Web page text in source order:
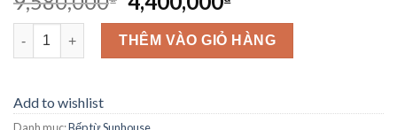
gốc
là:
9,580,000₫.
hiện
tại
là:
Bếp từ Sunhouse SHB38-HP số lượng
THÊM VÀO GIỎ HÀNG
Add to wishlist